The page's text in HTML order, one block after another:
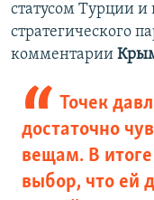
статусом Турции
стратегического
комментарии
Точек
достаточно
вещам. В
выбор, что ей